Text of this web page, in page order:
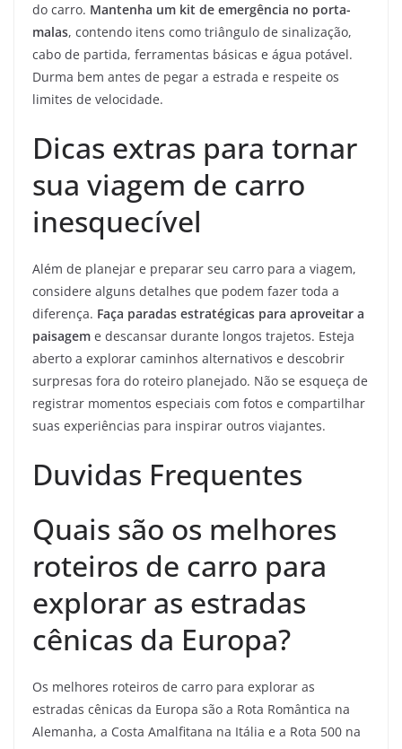
do carro. Mantenha um kit de emergência no porta-
malas, contendo itens como triângulo de sinalização,
cabo de partida, ferramentas básicas e água potável.
Durma bem antes de pegar a estrada e respeite os
limites de velocidade.
Dicas extras para tornar
sua viagem de carro
inesquecível
Além de planejar e preparar seu carro para a viagem,
considere alguns detalhes que podem fazer toda a
diferença. Faça paradas estratégicas para aproveitar a
paisagem e descansar durante longos trajetos. Esteja
aberto a explorar caminhos alternativos e descobrir
surpresas fora do roteiro planejado. Não se esqueça de
registrar momentos especiais com fotos e compartilhar
suas experiências para inspirar outros viajantes.
Duvidas Frequentes
Quais são os melhores
roteiros de carro para
explorar as estradas
cênicas da Europa?
Os melhores roteiros de carro para explorar as
estradas cênicas da Europa são a Rota Romântica na
Alemanha, a Costa Amalfitana na Itália e a Rota 500 na